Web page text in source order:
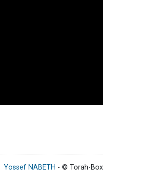
Yossef NABETH - © Torah-Box